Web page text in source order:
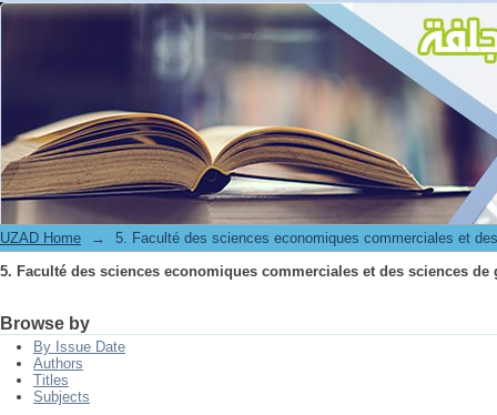
5. Faculté des sciences economiques commerciales et des sciences de
UZAD Home →
5. Faculté des sciences economiques commerciales et
5. Faculté des sciences economiques commerciales et des sciences de
Browse by
By Issue Date
Authors
Titles
Subjects